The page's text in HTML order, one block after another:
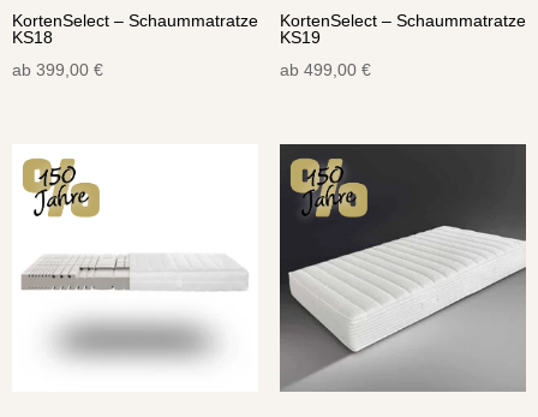
KortenSelect – Schaummatratze
KS18
ab 399,00 €
KortenSelect – Schaummatratze
KS19
ab 499,00 €